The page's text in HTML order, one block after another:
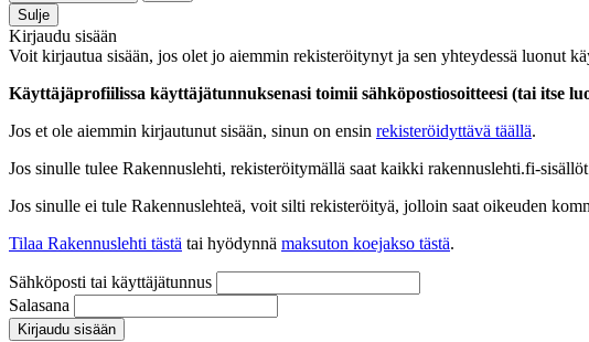
Sulje
Kirjaudu sisään
Voit kirjautua sisään, jos olet jo aiemmin rekisteröitynyt ja sen yhteydessä luonut
Käyttäjäprofiilissa käyttäjätunnuksenasi toimii sähköpostiosoitteesi (tai itse
Jos et ole aiemmin kirjautunut sisään, sinun on ensin rekisteröidyttävä täällä.
Jos sinulle tulee Rakennuslehti, rekisteröitymällä saat kaikki rakennuslehti.fi-
Jos sinulle ei tule Rakennuslehteä, voit silti rekisteröityä, jolloin saat oikeuden
Tilaa Rakennuslehti tästä tai hyödynnä maksuton koejakso tästä.
Sähköposti tai käyttäjätunnus
Salasana
Kirjaudu sisään